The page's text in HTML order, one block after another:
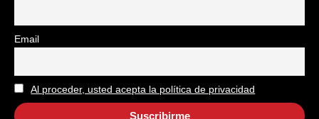
Email
Al proceder, usted acepta la política de privacidad